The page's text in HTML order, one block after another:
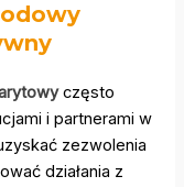
często
i partnerami w
zezwolenia
działania z